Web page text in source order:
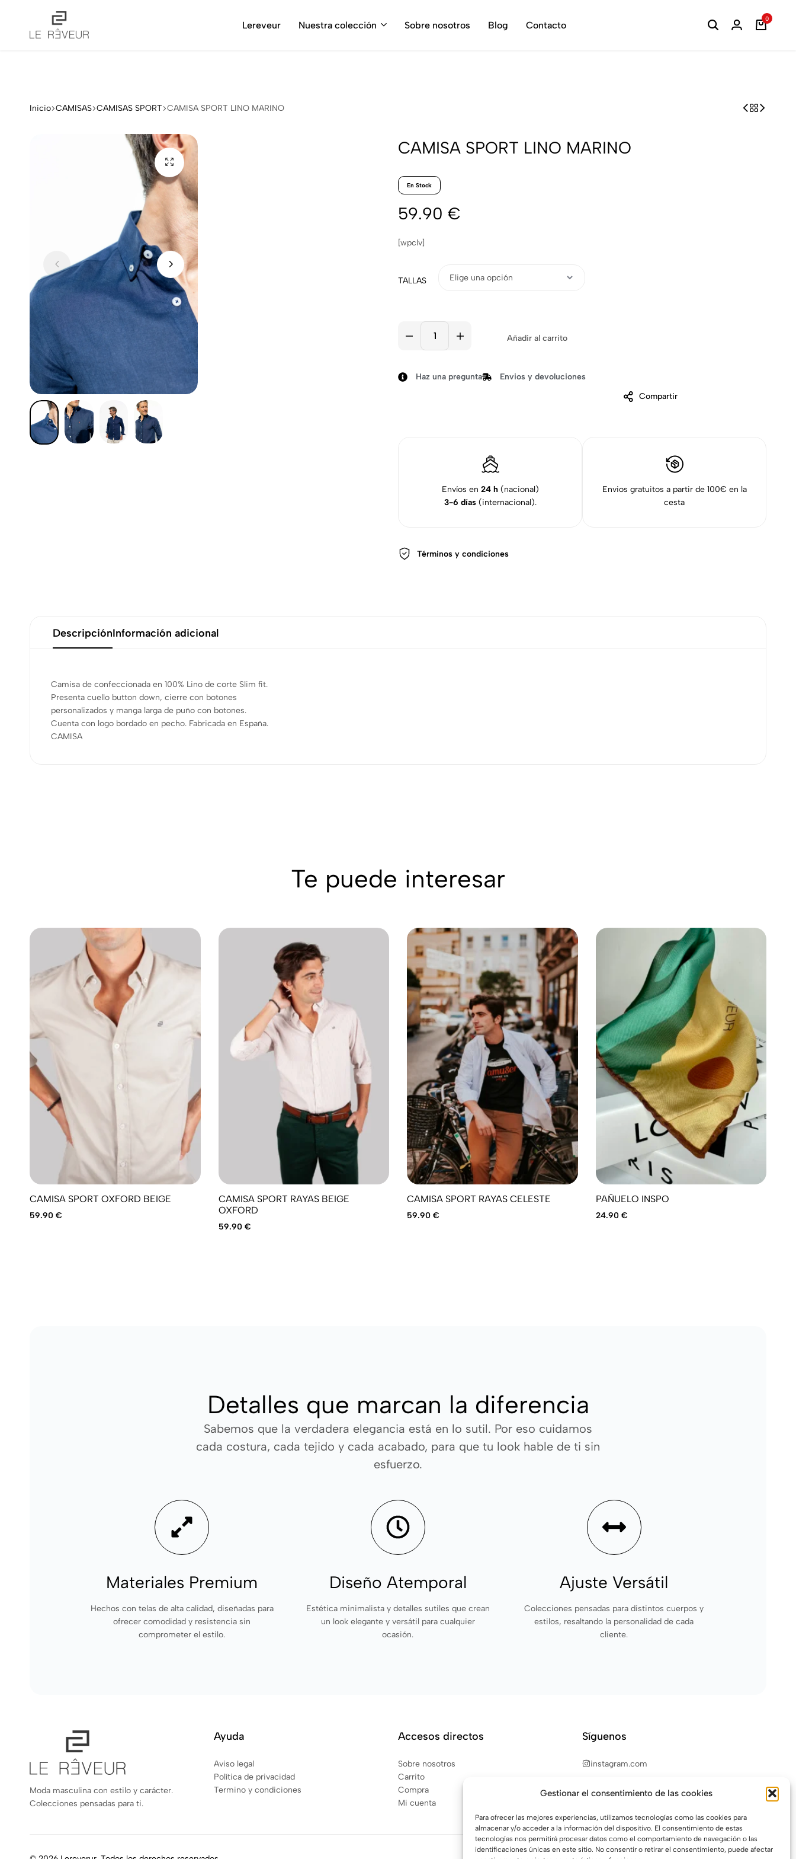
Gestionar el consentimiento de las cookies
Para ofrecer las mejores experiencias, utilizamos tecnologías como las cookies para
almacenar y/o acceder a la información del dispositivo. El consentimiento de estas
tecnologías nos permitirá procesar datos como el comportamiento de navegación o las
identificaciones únicas en este sitio. No consentir o retirar el consentimiento, puede afectar
que
Lereveur Nuestra colección Sobre nosotros Blog Contacto
0
Inicio CAMISAS CAMISAS SPORT CAMISA SPORT LINO MARINO
CAMISA SPORT LINO MARINO
En Stock
59.90 €
[wpclv]
TALLAS
Añadir al carrito
Haz una pregunta
Envios y devoluciones
Compartir
Envíos en 24 h(nacional)
3-6 días(internacional).
Envios gratuitos a partir de 100€ en la
cesta
Términos y condiciones
DescripciónInformación adicional
Camisa de confeccionada en 100% Lino de corte Slim fit.
Presenta cuello button down, cierre con botones
personalizados y manga larga de puño con botones.
Cuenta con logo bordado en pecho. Fabricada en España.
CAMISA
Te puede interesar
CAMISA SPORT OXFORD BEIGE
59.90 €
CAMISA SPORT RAYAS BEIGE
OXFORD
59.90 €
CAMISA SPORT RAYAS CELESTE
59.90 €
PAÑUELO INSPO
24.90 €
Detalles que marcan la diferencia
Sabemos que la verdadera elegancia está en lo sutil. Por eso cuidamos
cada costura, cada tejido y cada acabado, para que tu look hable de ti sin
esfuerzo.
Materiales Premium
Hechos con telas de alta calidad, diseñadas para
ofrecer comodidad y resistencia sin
comprometer el estilo.
Diseño Atemporal
Estética minimalista y detalles sutiles que crean
un look elegante y versátil para cualquier
ocasión.
Ajuste Versátil
Colecciones pensadas para distintos cuerpos y
estilos, resaltando la personalidad de cada
cliente.
Moda masculina con estilo y carácter.
Colecciones pensadas para ti.
Ayuda
Aviso legal
Política de privacidad
Termino y condiciones
Accesos directos
Sobre nosotros
Carrito
Compra
Mi cuenta
Síguenos
instagram.com